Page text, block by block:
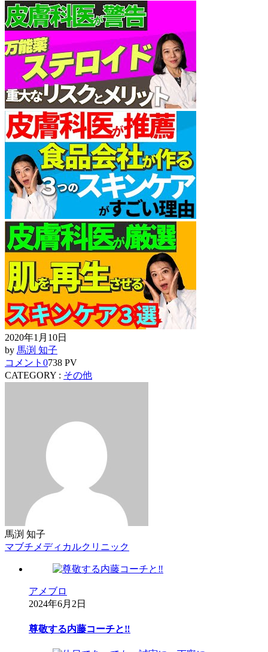
2020年1月10日
by 馬渕 知子
コメント 0738 PV
CATEGORY : その他
馬渕 知子
マブチメディカルクリニック
アメブロ
2024年6月2日
尊敬する内藤コーチと‼︎